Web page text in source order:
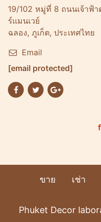
19/102 หมู่ที่ 8 ถนนเจ้าฟ้
ร์เเมนเวย์
ฉลอง, ภูเก็ต, ประเทศไทย
Email
[email protected]
ขาย เช่า
Phuket Decor